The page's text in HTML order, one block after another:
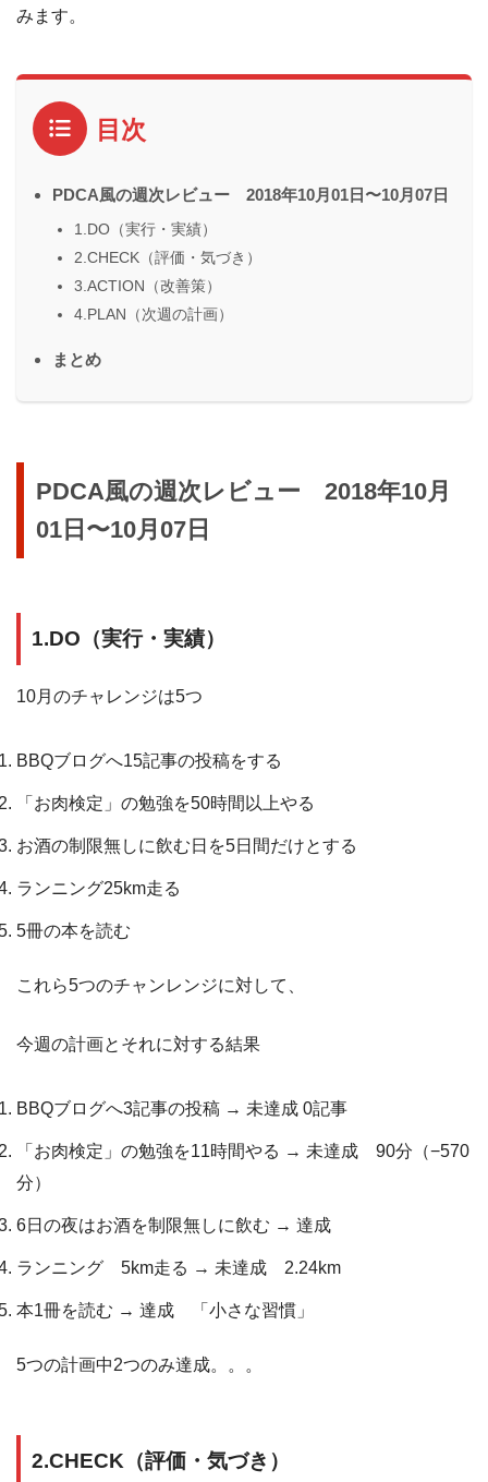
みます。
目次
PDCA風の週次レビュー 2018年10月01日〜10月07日
1.DO（実行・実績）
2.CHECK（評価・気づき）
3.ACTION（改善策）
4.PLAN（次週の計画）
まとめ
PDCA風の週次レビュー 2018年10月
01日〜10月07日
1.DO（実行・実績）
10月のチャレンジは5つ
BBQブログへ15記事の投稿をする
「お肉検定」の勉強を50時間以上やる
お酒の制限無しに飲む日を5日間だけとする
ランニング25km走る
5冊の本を読む
これら5つのチャンレンジに対して、
今週の計画とそれに対する結果
BBQブログへ3記事の投稿 → 未達成 0記事
「お肉検定」の勉強を11時間やる → 未達成 90分（−570
分）
6日の夜はお酒を制限無しに飲む → 達成
ランニング 5km走る → 未達成 2.24km
本1冊を読む → 達成 「小さな習慣」
5つの計画中2つのみ達成。。。
2.CHECK（評価・気づき）